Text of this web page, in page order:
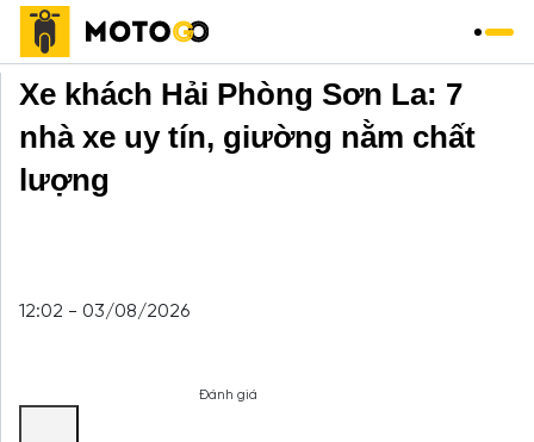
Trang chủ » Xe Khách»
Xe khách Hải Phòng Sơn La: 7
nhà xe uy tín, giường nằm chất
lượng
12:02 - 03/08/2026
Đánh giá